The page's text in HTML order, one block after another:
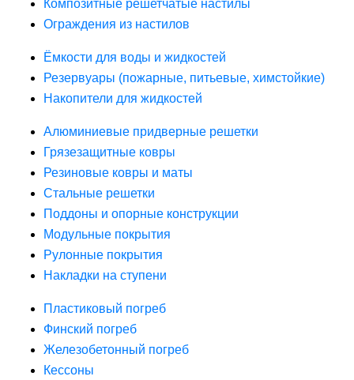
Композитные решетчатые настилы
Ограждения из настилов
Ёмкости для воды и жидкостей
Резервуары (пожарные, питьевые, химстойкие)
Накопители для жидкостей
Алюминиевые придверные решетки
Грязезащитные ковры
Резиновые ковры и маты
Стальные решетки
Поддоны и опорные конструкции
Модульные покрытия
Рулонные покрытия
Накладки на ступени
Пластиковый погреб
Финский погреб
Железобетонный погреб
Кессоны